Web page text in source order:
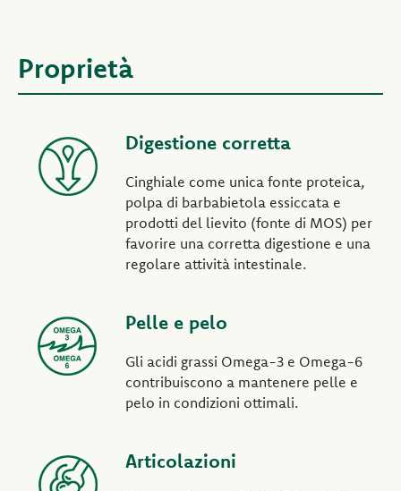
Proprietà
Digestione corretta
Cinghiale come unica fonte proteica,
polpa di barbabietola essiccata e
prodotti del lievito (fonte di MOS) per
favorire una corretta digestione e una
regolare attività intestinale.
Pelle e pelo
Gli acidi grassi Omega-3 e Omega-6
contribuiscono a mantenere pelle e
pelo in condizioni ottimali.
Articolazioni